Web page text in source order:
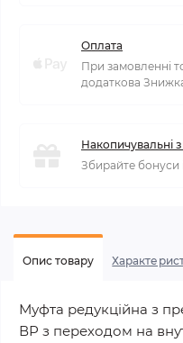
Оплата
При замовленні
додаткова
Накопичувальні
Збирайте бонуси
Опис товару
Муфта редукційна з
ВР з переходом на